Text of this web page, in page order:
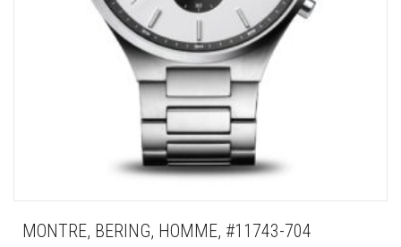
MONTRE, BERING, HOMME, #11743-704